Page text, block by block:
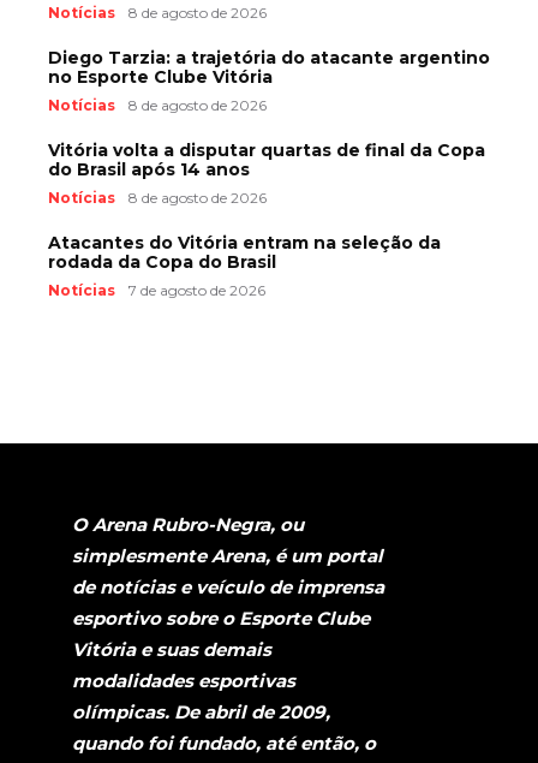
Notícias 8 de agosto de 2026
Diego Tarzia: a trajetória do atacante argentino
no Esporte Clube Vitória
Notícias 8 de agosto de 2026
Vitória volta a disputar quartas de final da Copa
do Brasil após 14 anos
Notícias 8 de agosto de 2026
Atacantes do Vitória entram na seleção da
rodada da Copa do Brasil
Notícias 7 de agosto de 2026
O Arena Rubro-Negra, ou
simplesmente Arena, é um portal
de notícias e veículo de imprensa
esportivo sobre o Esporte Clube
Vitória e suas demais
modalidades esportivas
olímpicas. De abril de 2009,
quando foi fundado, até então, o